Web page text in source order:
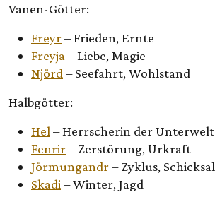
Vanen-Götter:
Freyr– Frieden, Ernte
Freyja – Liebe, Magie
Njörd – Seefahrt, Wohlstand
Halbgötter:
Hel – Herrscherin der Unterwelt
Fenrir– Zerstörung, Urkraft
Jörmungandr– Zyklus, Schicksal
Skadi – Winter, Jagd